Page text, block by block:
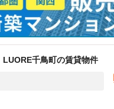
LUORE千鳥町の賃貸物件